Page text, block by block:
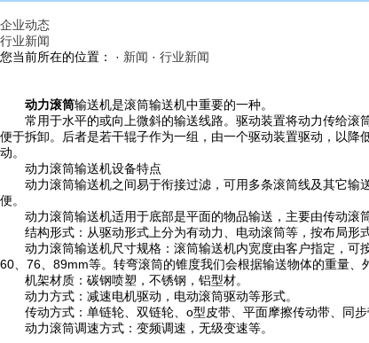
企业动态
行业新闻
您当前所在的位置： · 新闻 · 行业新闻
动力滚筒输送机是滚筒输送机中重要的一种。
常用于水平的或向上微斜的输送线路。驱动装置将动力传给滚筒
便于拆卸。后者是若干辊子作为一组，由一个驱动装置驱动，以降
动。
动力滚筒输送机设备特点
动力滚筒输送机之间易于衔接过滤，可用多条滚筒线及其它输送
便。
动力滚筒输送机适用于底部是平面的物品输送，主要由传动滚
结构形式：从驱动形式上分为有动力、电动滚筒等，按布局形式
动力滚筒输送机尺寸规格：滚筒输送机内宽度由客户指定，可
60、76、89mm等。转弯滚筒的锥度我们会根据输送物体的重量、
机架材质：碳钢喷塑，不锈钢，铝型材。
动力方式：减速电机驱动，电动滚筒驱动等形式。
传动方式：单链轮、双链轮、o型皮带、平面摩擦传动带、同步
动力滚筒调速方式：变频调速，无级变速等。